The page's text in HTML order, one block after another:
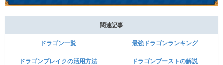
関連記事
ドラゴン一覧 最強ドラゴンランキング
ドラゴンブレイクの活用方法 ドラゴンブーストの解説